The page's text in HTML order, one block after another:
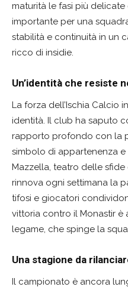
maturità le fasi più
importante per una
stabilità e continuità in un
ricco di insidie.
Un’identità che resiste
La forza dell’Ischia Calcio
identità. Il club ha saputo
rapporto profondo con la
simbolo di appartenenza
Mazzella, teatro delle
rinnova ogni settimana la
tifosi e giocatori
vittoria contro il Monastir è
legame, che spinge la
Una stagione da
Il campionato è ancora